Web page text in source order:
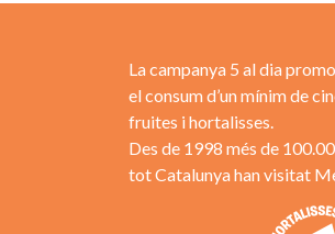
La campanya 5 al dia
el consum d’un mínim de
fruites i hortalisses.
Des de 1998 més de
tot Catalunya han visitat